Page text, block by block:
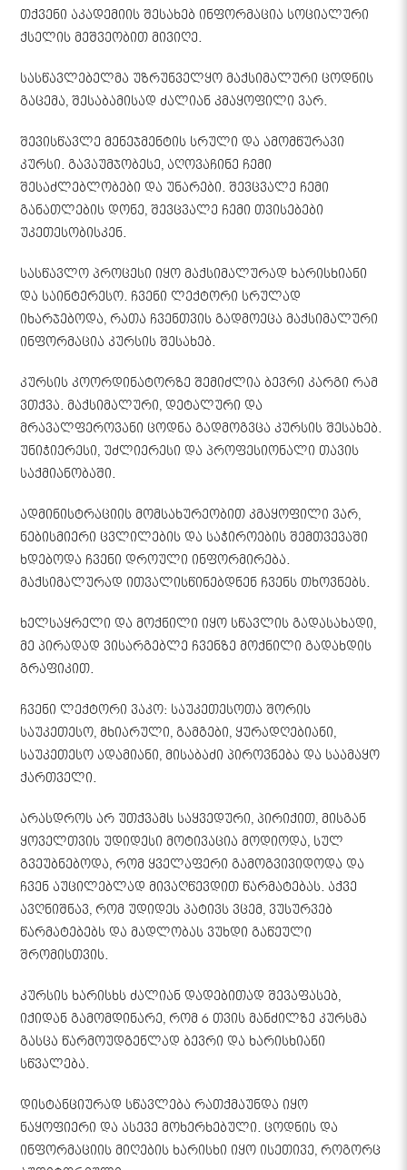
თქვენი აკადემიის შესახებ ინფორმაცია სოციალური
ქსელის მეშვეობით მივიღე.
სასწავლებელმა უზრუნველყო მაქსიმალური ცოდნის
გაცემა, შესაბამისად ძალიან კმაყოფილი ვარ.
შევისწავლე მენეჯმენტის სრული და ამომწურავი
კურსი. გავაუმჯობესე, აღოვაჩინე ჩემი
შესაძლებლობები და უნარები. შევცვალე ჩემი
განათლების დონე, შევცვალე ჩემი თვისებები
უკეთესობისკენ.
სასწავლო პროცესი იყო მაქსიმალურად ხარისხიანი
და საინტერესო. ჩვენი ლექტორი სრულად
იხარჯებოდა, რათა ჩვენთვის გადმოეცა მაქსიმალური
ინფორმაცია კურსის შესახებ.
კურსის კოორდინატორზე შემიძლია ბევრი კარგი რამ
ვთქვა. მაქსიმალური, დეტალური და
მრავალფეროვანი ცოდნა გადმოგვცა კურსის შესახებ.
უნიჭიერესი, უძლიერესი და პროფესიონალი თავის
საქმიანობაში.
ადმინისტრაციის მომსახურეობით კმაყოფილი ვარ,
ნებისმიერი ცვლილების და საჭიროების შემთვევაში
ხდებოდა ჩვენი დროული ინფორმირება.
მაქსიმალურად ითვალისწინებდნენ ჩვენს თხოვნებს.
ხელსაყრელი და მოქნილი იყო სწავლის გადასახადი,
მე პირადად ვისარგებლე ჩვენზე მოქნილი გადახდის
გრაფიკით.
ჩვენი ლექტორი ვაკო: საუკეთესოთა შორის
საუკეთესო, მხიარული, გამგები, ყურადღებიანი,
საუკეთესო ადამიანი, მისაბაძი პიროვნება და საამაყო
ქართველი.
არასდროს არ უთქვამს საყვედური, პირიქით, მისგან
ყოველთვის უდიდესი მოტივაცია მოდიოდა, სულ
გვეუბნებოდა, რომ ყველაფერი გამოგვივიდოდა და
ჩვენ აუცილებლად მივაღწევდით წარმატებას. აქვე
ავღნიშნავ, რომ უდიდეს პატივს ვცემ, ვუსურვებ
წარმატებებს და მადლობას ვუხდი გაწეული
შრომისთვის.
კურსის ხარისხს ძალიან დადებითად შევაფასებ,
იქიდან გამომდინარე, რომ 6 თვის მანძილზე კურსმა
გასცა წარმოუდგენლად ბევრი და ხარისხიანი
სწვალება.
დისტანციურად სწავლება რათქმაუნდა იყო
ნაყოფიერი და ასევე მოხერხებული. ცოდნის და
ინფორმაციის მიღების ხარისხი იყო ისეთივე, როგორც